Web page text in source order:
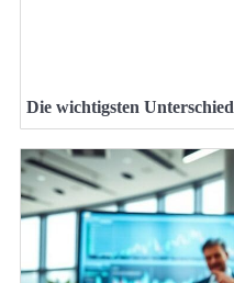
Die wichtigsten